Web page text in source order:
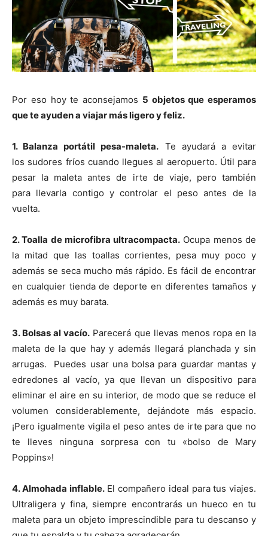
Por eso hoy te aconsejamos 5 objetos que esperamos
que te ayuden a viajar más ligero y feliz.
1. Balanza portátil pesa-maleta. Te ayudará a evitar
los sudores fríos cuando llegues al aeropuerto. Útil para
pesar la maleta antes de irte de viaje, pero también
para llevarla contigo y controlar el peso antes de la
vuelta.
2. Toalla de microfibra ultracompacta. Ocupa menos de
la mitad que las toallas corrientes, pesa muy poco y
además se seca mucho más rápido. Es fácil de encontrar
en cualquier tienda de deporte en diferentes tamaños y
además es muy barata.
3. Bolsas al vacío. Parecerá que llevas menos ropa en la
maleta de la que hay y además llegará planchada y sin
arrugas. Puedes usar una bolsa para guardar mantas y
edredones al vacío, ya que llevan un dispositivo para
eliminar el aire en su interior, de modo que se reduce el
volumen considerablemente, dejándote más espacio.
¡Pero igualmente vigila el peso antes de irte para que no
te lleves ninguna sorpresa con tu «bolso de Mary
Poppins»!
4. Almohada inflable.El compañero ideal para tus viajes.
Ultraligera y fina, siempre encontrarás un hueco en tu
maleta para un objeto imprescindible para tu descanso y